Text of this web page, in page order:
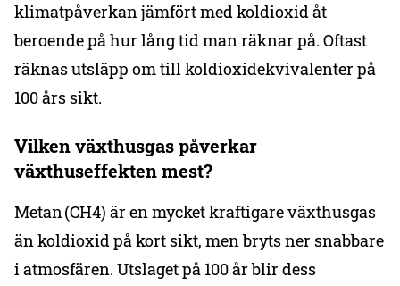
klimatpåverkan jämfört med koldioxid åt
beroende på hur lång tid man räknar på. Oftast
räknas utsläpp om till koldioxidekvivalenter på
100 års sikt.
Vilken växthusgas påverkar
växthuseffekten mest?
Metan (CH4) är en mycket kraftigare växthusgas
än koldioxid på kort sikt, men bryts ner snabbare
i atmosfären. Utslaget på 100 år blir dess